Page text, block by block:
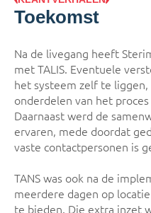
Toekomst
Na de livegang heeft
met TALIS. Eventuele
het systeem zelf te
onderdelen van het
Daarnaast werd de
ervaren, mede doordat
vaste contactpersonen is
TANS was ook na de
meerdere dagen op
te bieden. Die extra inzet